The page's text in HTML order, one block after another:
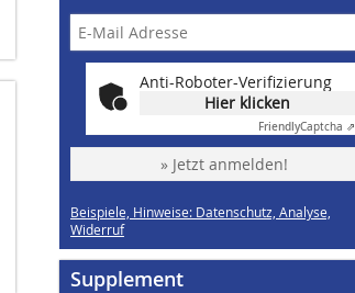
Anti-Roboter-Verifizierung
Hier klicken
FriendlyCaptcha ⇗
» Jetzt anmelden!
Beispiele, Hinweise: Datenschutz, Analyse,
Widerruf
Supplement